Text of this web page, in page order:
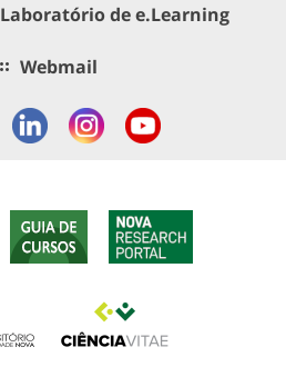
Laboratório de e.Learning
Webmail